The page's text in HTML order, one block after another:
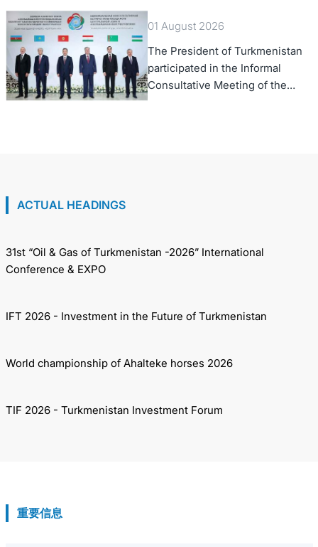
01 August 2026
The President of Turkmenistan
participated in the Informal
Consultative Meeting of the
Heads of State of Central Asia
ACTUAL HEADINGS
31st “Oil & Gas of Turkmenistan -2026” International
Conference & EXPO
IFT 2026 - Investment in the Future of Turkmenistan
World championship of Ahalteke horses 2026
TIF 2026 - Turkmenistan Investment Forum
重要信息